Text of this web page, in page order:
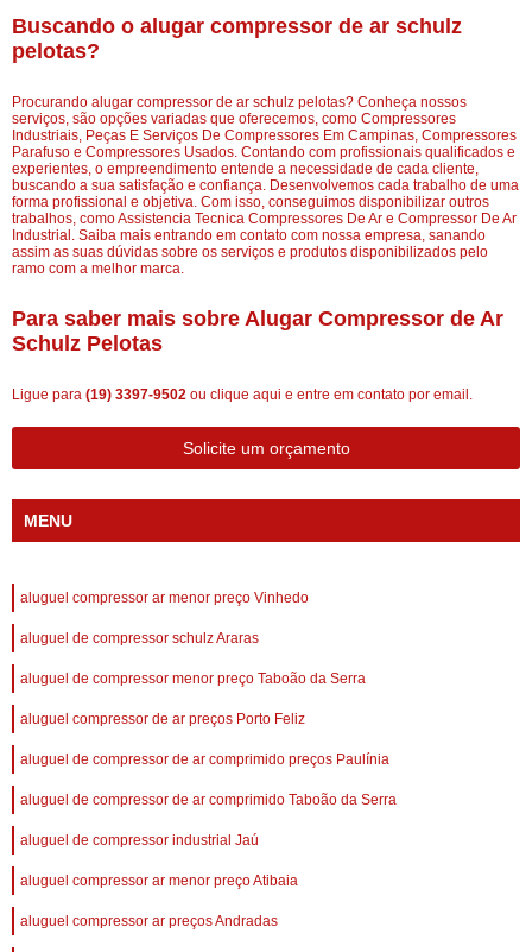
Buscando o alugar compressor de ar schulz
pelotas?
Procurando alugar compressor de ar schulz pelotas? Conheça nossos
serviços, são opções variadas que oferecemos, como Compressores
Industriais, Peças E Serviços De Compressores Em Campinas, Compressores
Parafuso e Compressores Usados. Contando com profissionais qualificados e
experientes, o empreendimento entende a necessidade de cada cliente,
buscando a sua satisfação e confiança. Desenvolvemos cada trabalho de uma
forma profissional e objetiva. Com isso, conseguimos disponibilizar outros
trabalhos, como Assistencia Tecnica Compressores De Ar e Compressor De Ar
Industrial. Saiba mais entrando em contato com nossa empresa, sanando
assim as suas dúvidas sobre os serviços e produtos disponibilizados pelo
ramo com a melhor marca.
Para saber mais sobre Alugar Compressor de Ar
Schulz Pelotas
Ligue para (19) 3397-9502 ou clique aqui e entre em contato por email.
Solicite um orçamento
MENU
aluguel compressor ar menor preço Vinhedo
aluguel de compressor schulz Araras
aluguel de compressor menor preço Taboão da Serra
aluguel compressor de ar preços Porto Feliz
aluguel de compressor de ar comprimido preços Paulínia
aluguel de compressor de ar comprimido Taboão da Serra
aluguel de compressor industrial Jaú
aluguel compressor ar menor preço Atibaia
aluguel compressor ar preços Andradas